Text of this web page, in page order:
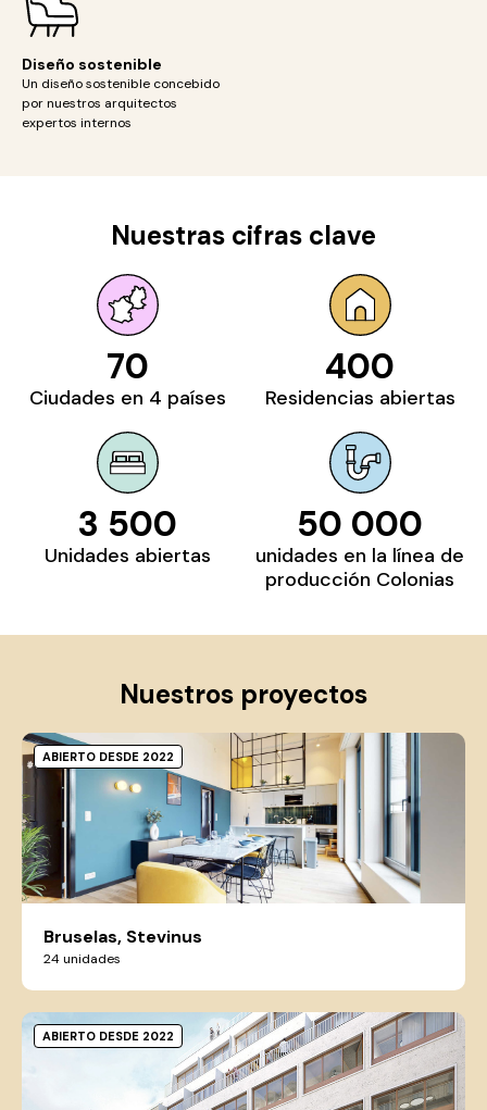
Diseño sostenible
Un diseño sostenible concebido
por nuestros arquitectos
expertos internos
Nuestras cifras clave
70
Ciudades en 4 países
400
Residencias abiertas
3 500
Unidades abiertas
50 000
unidades en la línea de
producción Colonias
Nuestros proyectos
Bruselas, Stevinus
24 unidades
ABIERTO DESDE 2022
ABIERTO DESDE 2022